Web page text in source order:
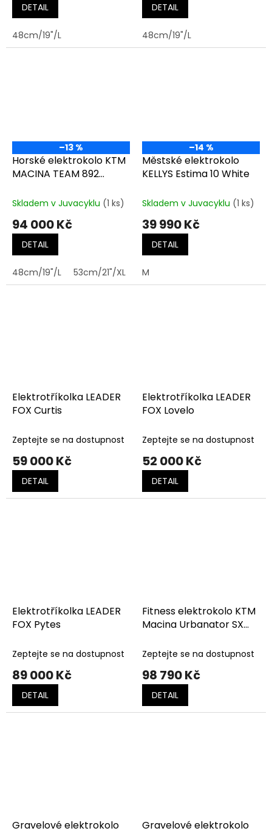
DETAIL
48cm/19"/L
DETAIL
48cm/19"/L
–13 %
Horské elektrokolo KTM
MACINA TEAM 892
Skladem v Juvacyklu (1 ks)
94 000 Kč
DETAIL
48cm/19"/L 53cm/21"/XL
–14 %
Městské elektrokolo
KELLYS Estima 10 White
Skladem v Juvacyklu (1 ks)
39 990 Kč
DETAIL
M
Elektrotříkolka LEADER
FOX Curtis
Zeptejte se na dostupnost
59 000 Kč
DETAIL
Elektrotříkolka LEADER
FOX Lovelo
Zeptejte se na dostupnost
52 000 Kč
DETAIL
Elektrotříkolka LEADER
FOX Pytes
Zeptejte se na dostupnost
89 000 Kč
DETAIL
Fitness elektrokolo KTM
Macina Urbanator SX
(BLACK+AMBER)
Zeptejte se na dostupnost
98 790 Kč
DETAIL
Gravelové elektrokolo Gravelové elektrokolo